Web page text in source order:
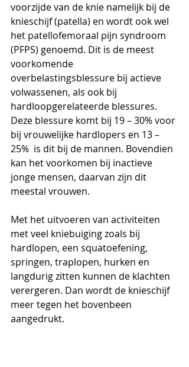
voorzijde van de knie namelijk bij de
knieschijf (patella) en wordt ook wel
het patellofemoraal pijn syndroom
(PFPS) genoemd. Dit is de meest
voorkomende
overbelastingsblessure bij actieve
volwassenen, als ook bij
hardloopgerelateerde blessures.
Deze blessure komt bij 19 – 30% voor
bij vrouwelijke hardlopers en 13 –
25%  is dit bij de mannen. Bovendien
kan het voorkomen bij inactieve
jonge mensen, daarvan zijn dit
meestal vrouwen.
Met het uitvoeren van activiteiten
met veel kniebuiging zoals bij
hardlopen, een squatoefening,
springen, traplopen, hurken en
langdurig zitten kunnen de klachten
verergeren. Dan wordt de knieschijf
meer tegen het bovenbeen
aangedrukt.